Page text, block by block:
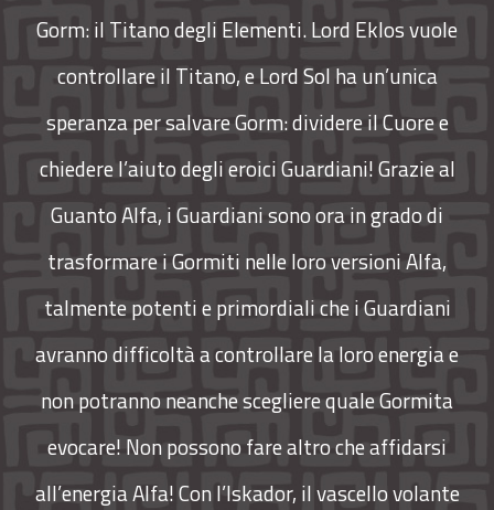
Gorm: il Titano degli Elementi. Lord Eklos vuole
controllare il Titano, e Lord Sol ha un’unica
speranza per salvare Gorm: dividere il Cuore e
chiedere l’aiuto degli eroici Guardiani! Grazie al
Guanto Alfa, i Guardiani sono ora in grado di
trasformare i Gormiti nelle loro versioni Alfa,
talmente potenti e primordiali che i Guardiani
avranno difficoltà a controllare la loro energia e
non potranno neanche scegliere quale Gormita
evocare! Non possono fare altro che affidarsi
all’energia Alfa! Con l’Iskador, il vascello volante